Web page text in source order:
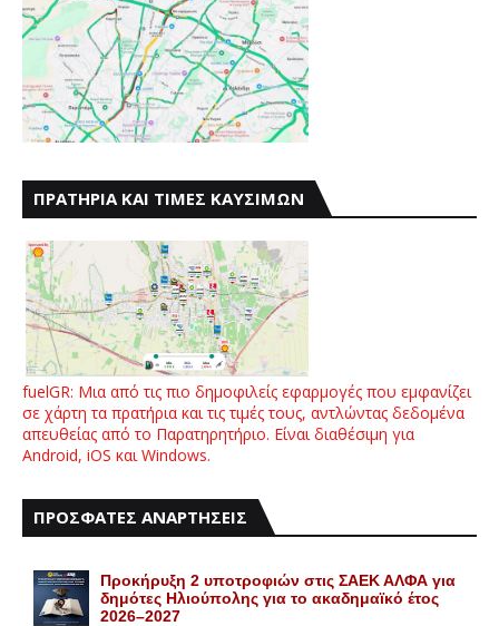
ΠΡΑΤΗΡΙΑ ΚΑΙ ΤΙΜΕΣ ΚΑΥΣΙΜΩΝ
fuelGR: Μια από τις πιο δημοφιλείς εφαρμογές που εμφανίζει
σε χάρτη τα πρατήρια και τις τιμές τους, αντλώντας δεδομένα
απευθείας από το Παρατηρητήριο. Είναι διαθέσιμη για
Android, iOS και Windows.
ΠΡΟΣΦΑΤΕΣ ΑΝΑΡΤΗΣΕΙΣ
Προκήρυξη 2 υποτροφιών στις ΣΑΕΚ ΑΛΦΑ για
δημότες Ηλιούπολης για το ακαδημαϊκό έτος
2026–2027